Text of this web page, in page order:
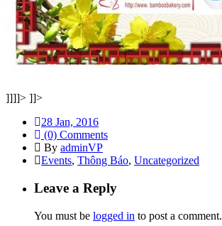
]]]]> ]]>
28 Jan, 2016
(0) Comments
By adminVP
Events, Thông Báo, Uncategorized
Leave a Reply
You must be logged in to post a comment.